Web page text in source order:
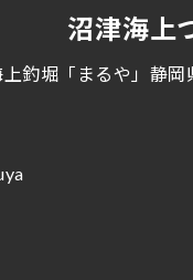
沼津海上
釣堀「まるや」静